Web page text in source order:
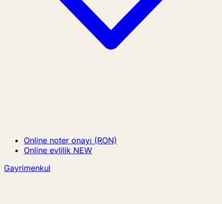
Online noter onayı (RON)
Online evlilik NEW
Gayrimenkul